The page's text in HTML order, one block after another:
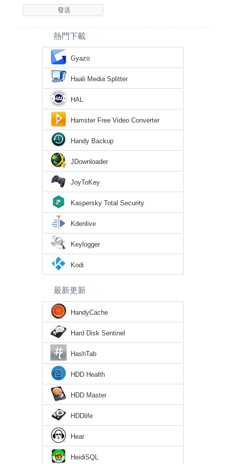
熱門下載
Gyazo
Haali Media Splitter
HAL
Hamster Free Video Converter
Handy Backup
JDownloader
JoyToKey
Kaspersky Total Security
Kdenlive
Keylogger
Kodi
最新更新
HandyCache
Hard Disk Sentinel
HashTab
HDD Health
HDD Master
HDDlife
Hear
HeidiSQL